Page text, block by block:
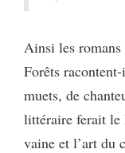
Ainsi les
Forêts
muets, de
littéraire ferait le
vaine et l’art du